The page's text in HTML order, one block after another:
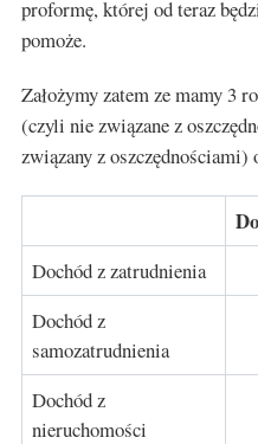
proformę, której od teraz
pomoże.
Założymy zatem ze mamy 3
(czyli nie związane z
związany z oszczędnościami)
Dochód z zatrudnienia
Dochód z
samozatrudnienia
Dochód z
nieruchomości